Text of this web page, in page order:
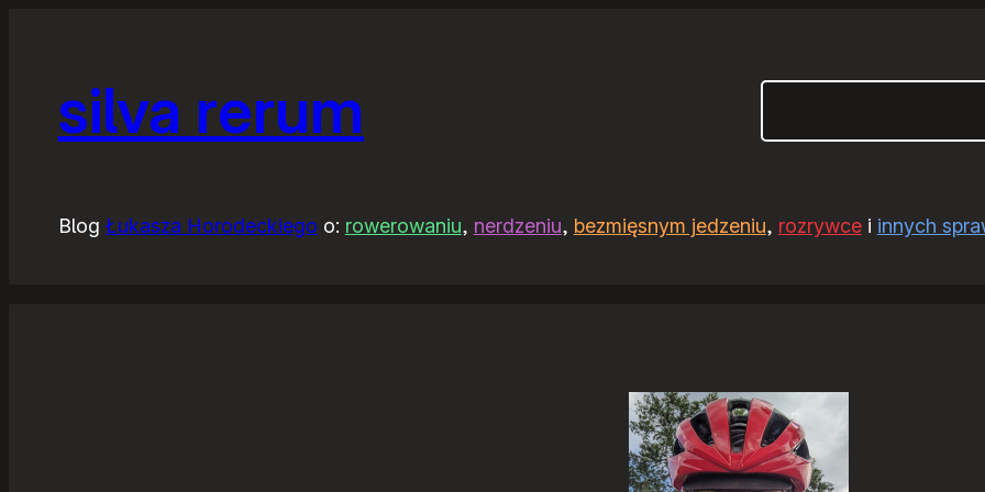
silva rerum
Blog Łukasza Horodeckiego o: rowerowaniu, nerdzeniu, bezmięsnym jedzeniu, rozrywcei innych